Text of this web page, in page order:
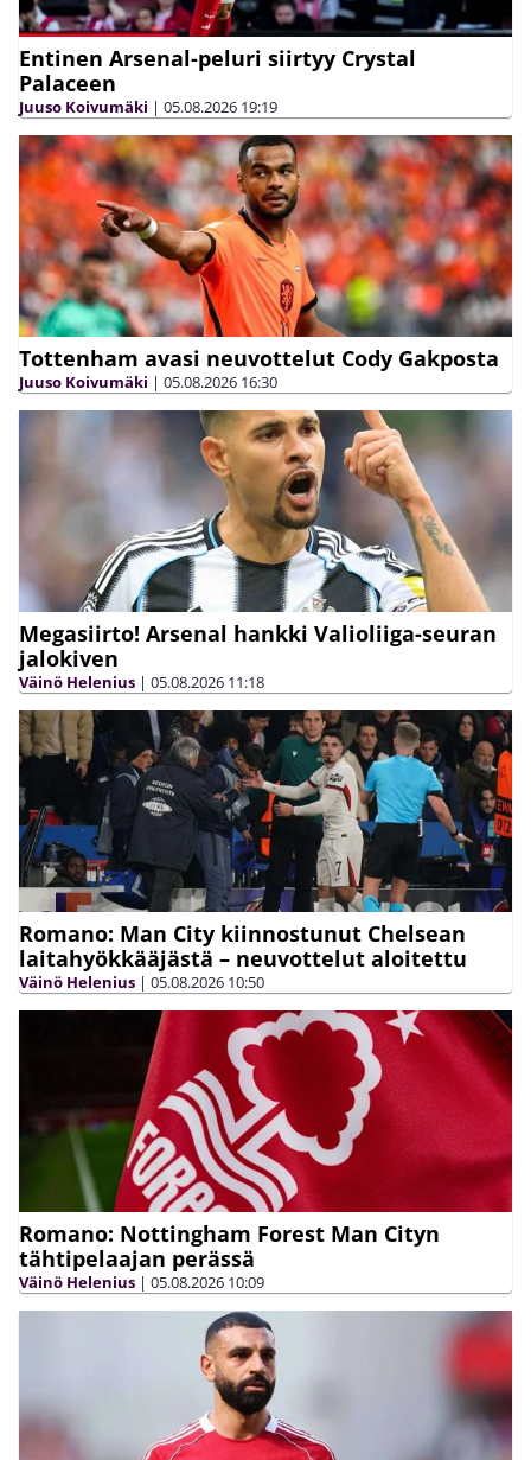
Entinen Arsenal-peluri siirtyy Crystal
Palaceen
Juuso Koivumäki | 05.08.2026 19:19
Tottenham avasi neuvottelut Cody Gakposta
Juuso Koivumäki | 05.08.2026 16:30
Megasiirto! Arsenal hankki Valioliiga-seuran
jalokiven
Väinö Helenius | 05.08.2026 11:18
Romano: Man City kiinnostunut Chelsean
laitahyökkääjästä – neuvottelut aloitettu
Väinö Helenius | 05.08.2026 10:50
Romano: Nottingham Forest Man Cityn
tähtipelaajan perässä
Väinö Helenius | 05.08.2026 10:09